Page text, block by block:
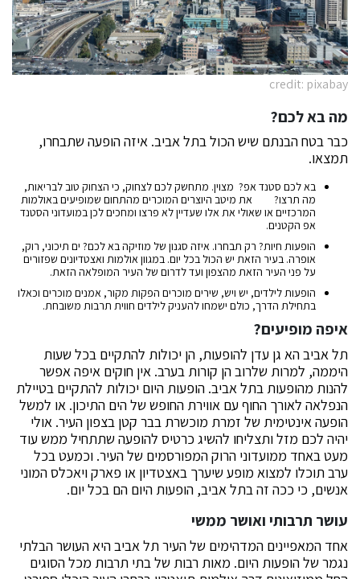
credit: pixabay
מה בא לכם?
כבר בטח הבנתם שיש הכול בתל אביב. איזה הופעה שתבחרו,
תמצאו.
בא לכם סטנד אפ? מצוין. מתחשק לכם לצחוק, כי הצחוק טוב לבריאות,
מה תרצו? את מיטב היוצרים המוכרים מהתחום שמופיעים באולמות
המרכזיים או שאולי את אלו שעדיין לא פרצו ומחכים לכן במועדוני הסטנד
אפ הקטנים.
הופעות חיות? רק תבחרו. איזה סגנון של מוזיקה בא לכם? ים תיכוני, רוק,
אופרה. בעיר הזאת יש הכול בכל יום. במגוון אולמות ואצטדיונים שפזורים
על פני העיר הזאת מהצפון ועד לדרום של העיר המופלאה הזאת.
הופעות לילדים, יש ויש, שירים מוכרים הפקות מקור, אמנים מוכרים וכאלו
בתחילת הדרך, כולם ישמחו להעניק לילדים חווית תרבות משובחת.
איפה מופיעים?
תל אביב הא גן עדן להופעות, הן יכולות להתקיים בכל שעות
היממה, למרות שלרוב הן קורות בערב. אין חוקים איפה אפשר
להנות מהופעות בתל אביב. הופעות היום יכולות להתקיים בטיילת
הנפלאה לאורך החוף עם אווירת החופש של הים התיכון. או למשל
הופעה אינטימית של זמרת מוכשרת בבר קטן בצפון העיר. אולי
יהיה לכם מזל ותצליחו להשיג כרטיס להופעה שתתחיל ממש עוד
מעט באחד ממועדוני הרוק המפורסמים של העיר. וכמעט בכל
ערב תוכלו למצוא מופע שיערך באצטדיון או פארק ויאכלס המוני
אנשים, כי ככה זה בתל אביב, הופעות היום הם בכל יום.
עושר תרבותי ואושר ממשי
אחד המאפיינים המדהימים של העיר תל אביב היא העושר הבלתי
נגמר של הופעות היום. מאות רבות של בתי תרבות מכל הסוגים